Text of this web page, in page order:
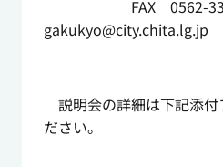
FAX 0562-33-
gakukyo@city.chita.lg.jp
説明会の詳細は下記添付
ださい。